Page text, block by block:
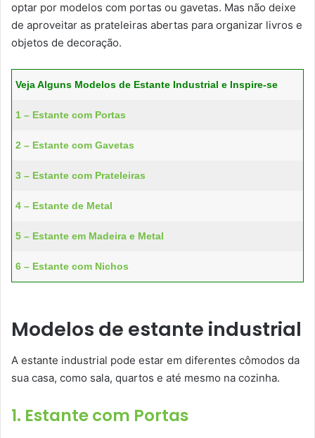
optar por modelos com portas ou gavetas. Mas não deixe
de aproveitar as prateleiras abertas para organizar livros e
objetos de decoração.
Veja Alguns Modelos de Estante Industrial e Inspire-se
1 – Estante com Portas
2 – Estante com Gavetas
3 – Estante com Prateleiras
4 – Estante de Metal
5 – Estante em Madeira e Metal
6 – Estante com Nichos
Modelos de estante industrial
A estante industrial pode estar em diferentes cômodos da
sua casa, como sala, quartos e até mesmo na cozinha.
1. Estante com Portas